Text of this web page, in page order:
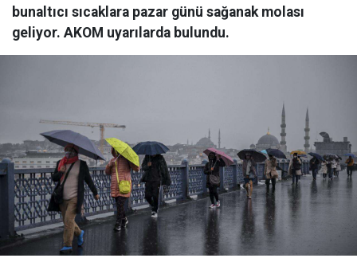
bunaltıcı sıcaklara pazar günü sağanak molası
geliyor. AKOM uyarılarda bulundu.